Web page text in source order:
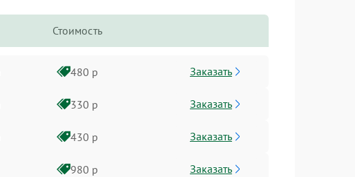
Стоимость
480 р Заказать
330 р Заказать
430 р Заказать
980 р Заказать